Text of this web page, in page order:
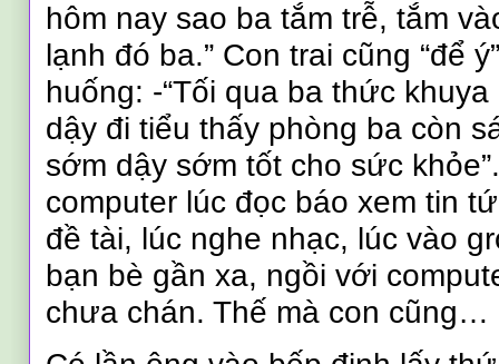
hôm nay sao ba tắm trễ, tắm
lạnh đó ba.” Con trai cũng “để
huống: -“Tối qua ba thức
dậy đi tiểu thấy phòng ba còn
sớm dậy sớm tốt cho sức
computer lúc đọc báo xem tin
đề tài, lúc nghe nhạc, lúc vào
bạn bè gần xa, ngồi với
chưa chán. Thế mà con cũng…